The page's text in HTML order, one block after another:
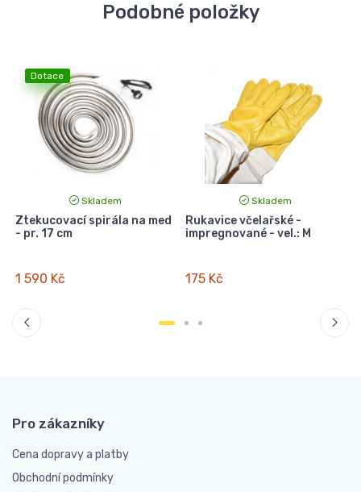
Podobné položky
Dotace
Skladem
Ztekucovací spirála na med
- pr. 17 cm
1 590 Kč
Skladem
Rukavice včelařské -
impregnované - vel.: M
175 Kč
Pro zákazníky
Cena dopravy a platby
Obchodní podmínky